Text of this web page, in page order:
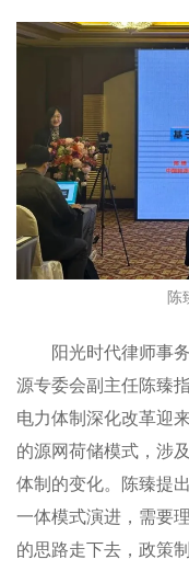
陈
阳光时代律师事
源专委会副主任陈臻
电力体制深化改革迎
的源网荷储模式，涉
体制的变化。陈臻提
一体模式演进，需要
的思路走下去，政策